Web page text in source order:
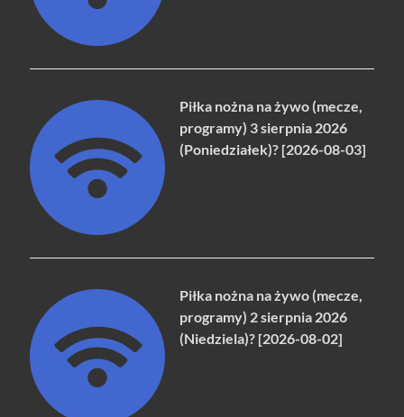
Piłka nożna na żywo (mecze,
programy) 3 sierpnia 2026
(Poniedziałek)? [2026-08-03]
Piłka nożna na żywo (mecze,
programy) 2 sierpnia 2026
(Niedziela)? [2026-08-02]